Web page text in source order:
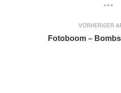
VORHERIGER
Fotoboom –